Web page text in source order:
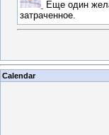
Еще один
затраченное.
Calendar